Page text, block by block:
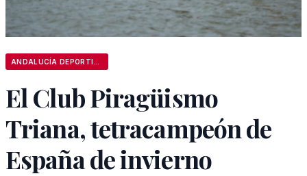
El Club Piragüismo
Triana, tetracampeón de
España de invierno